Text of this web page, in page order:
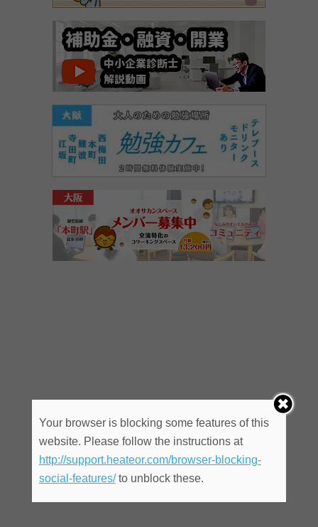
Your browser is blocking some features of this
website. Please follow the instructions at
http://support.heateor.com/browser-blocking-
social-features/to unblock these.